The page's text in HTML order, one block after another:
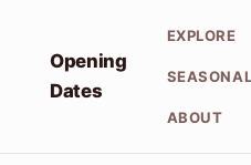
Opening
Dates
EXPLORE
SEASONAL
ABOUT